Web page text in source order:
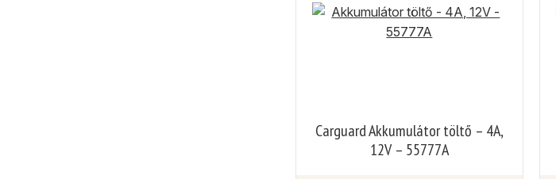
Carguard Akkumulátor töltő – 4A,
12V – 55777A